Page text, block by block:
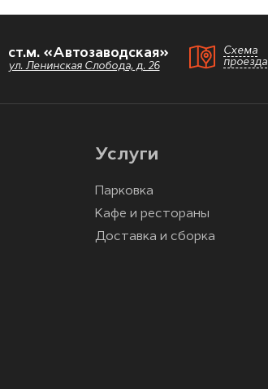
ст.м. «Автозаводская»
ул. Ленинская Слобода, д. 26
Схема
проезда
Услуги
Парковка
Кафе и рестораны
Доставка и сборка